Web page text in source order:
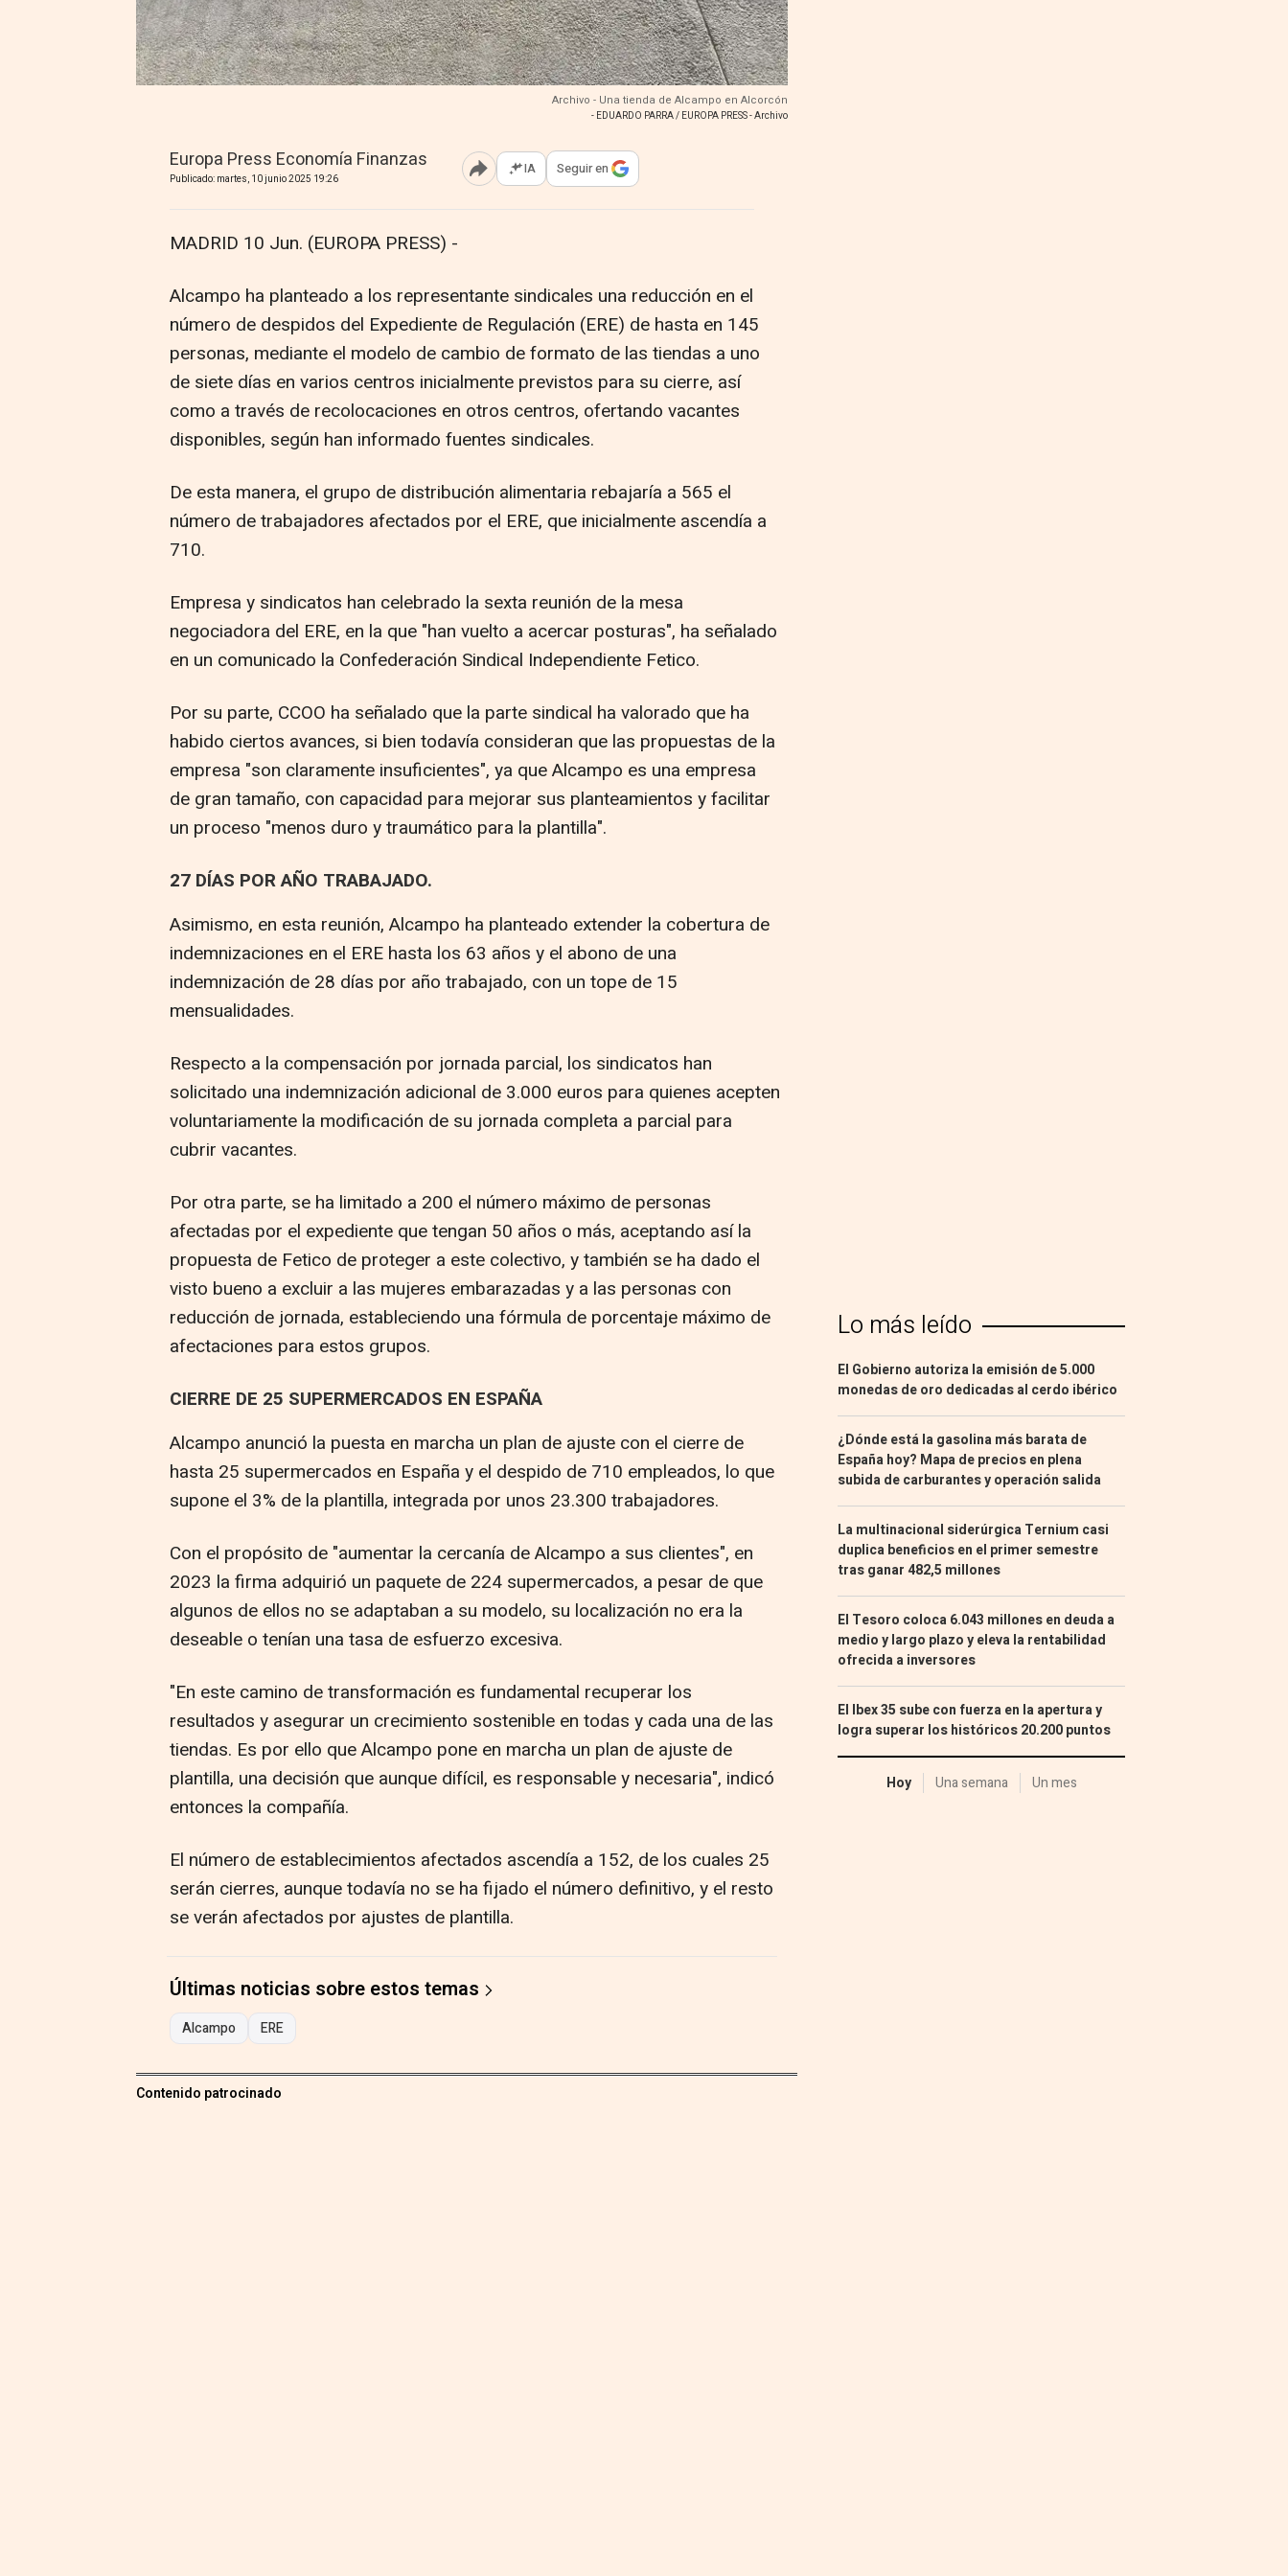
Archivo - Una tienda de Alcampo en Alcorcón
- EDUARDO PARRA / EUROPA PRESS - Archivo
Europa Press Economía Finanzas
Publicado: martes, 10 junio 2025 19:26 Abrir opciones para compartir
IA Seguir en
MADRID 10 Jun. (EUROPA PRESS) -
Alcampo ha planteado a los representante sindicales una reducción en el
número de despidos del Expediente de Regulación (ERE) de hasta en 145
personas, mediante el modelo de cambio de formato de las tiendas a uno
de siete días en varios centros inicialmente previstos para su cierre, así
como a través de recolocaciones en otros centros, ofertando vacantes
disponibles, según han informado fuentes sindicales.
De esta manera, el grupo de distribución alimentaria rebajaría a 565 el
número de trabajadores afectados por el ERE, que inicialmente ascendía a
710.
Empresa y sindicatos han celebrado la sexta reunión de la mesa
negociadora del ERE, en la que "han vuelto a acercar posturas", ha señalado
en un comunicado la Confederación Sindical Independiente Fetico.
Por su parte, CCOO ha señalado que la parte sindical ha valorado que ha
habido ciertos avances, si bien todavía consideran que las propuestas de la
empresa "son claramente insuficientes", ya que Alcampo es una empresa
de gran tamaño, con capacidad para mejorar sus planteamientos y facilitar
un proceso "menos duro y traumático para la plantilla".
27 DÍAS POR AÑO TRABAJADO.
Asimismo, en esta reunión, Alcampo ha planteado extender la cobertura de
indemnizaciones en el ERE hasta los 63 años y el abono de una
indemnización de 28 días por año trabajado, con un tope de 15
mensualidades.
Respecto a la compensación por jornada parcial, los sindicatos han
solicitado una indemnización adicional de 3.000 euros para quienes acepten
voluntariamente la modificación de su jornada completa a parcial para
cubrir vacantes.
Por otra parte, se ha limitado a 200 el número máximo de personas
afectadas por el expediente que tengan 50 años o más, aceptando así la
propuesta de Fetico de proteger a este colectivo, y también se ha dado el
visto bueno a excluir a las mujeres embarazadas y a las personas con
reducción de jornada, estableciendo una fórmula de porcentaje máximo de
afectaciones para estos grupos.
CIERRE DE 25 SUPERMERCADOS EN ESPAÑA
Alcampo anunció la puesta en marcha un plan de ajuste con el cierre de
hasta 25 supermercados en España y el despido de 710 empleados, lo que
supone el 3% de la plantilla, integrada por unos 23.300 trabajadores.
Con el propósito de "aumentar la cercanía de Alcampo a sus clientes", en
2023 la firma adquirió un paquete de 224 supermercados, a pesar de que
algunos de ellos no se adaptaban a su modelo, su localización no era la
deseable o tenían una tasa de esfuerzo excesiva.
"En este camino de transformación es fundamental recuperar los
resultados y asegurar un crecimiento sostenible en todas y cada una de las
tiendas. Es por ello que Alcampo pone en marcha un plan de ajuste de
plantilla, una decisión que aunque difícil, es responsable y necesaria", indicó
entonces la compañía.
El número de establecimientos afectados ascendía a 152, de los cuales 25
serán cierres, aunque todavía no se ha fijado el número definitivo, y el resto
se verán afectados por ajustes de plantilla.
Últimas noticias sobre estos temas
Alcampo ERE
Contenido patrocinado
Lo más leído
El Gobierno autoriza la emisión de 5.000
monedas de oro dedicadas al cerdo ibérico
¿Dónde está la gasolina más barata de
España hoy? Mapa de precios en plena
subida de carburantes y operación salida
La multinacional siderúrgica Ternium casi
duplica beneficios en el primer semestre
tras ganar 482,5 millones
El Tesoro coloca 6.043 millones en deuda a
medio y largo plazo y eleva la rentabilidad
ofrecida a inversores
El Ibex 35 sube con fuerza en la apertura y
logra superar los históricos 20.200 puntos
Hoy Una semana Un mes